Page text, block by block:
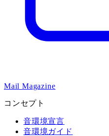
Mail Magazine
コンセプト
音環境宣言
音環境ガイド